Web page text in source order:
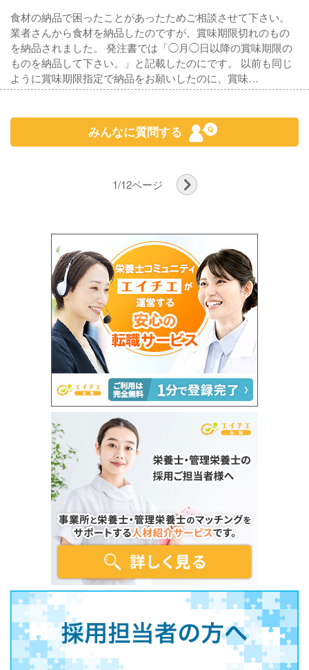
食材の納品で困ったことがあったためご相談させて下さい。
業者さんから食材を納品したのですが、賞味期限切れのもの
を納品されました。 発注書では「◯月◯日以降の賞味期限の
ものを納品して下さい。」と記載したのにです。 以前も同じ
ように賞味期限指定で納品をお願いしたのに、賞味…
みんなに質問する
1/12ページ